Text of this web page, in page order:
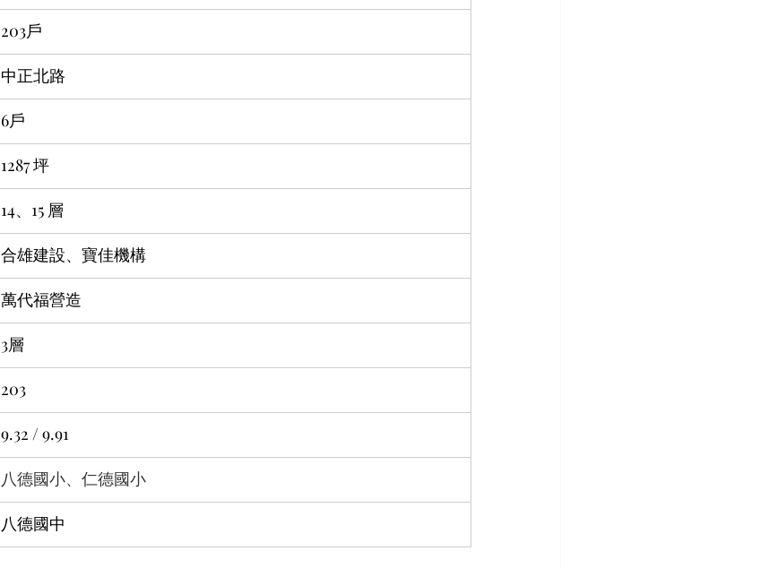
203戶
中正北路
6戶
1287 坪
14、15 層
合雄建設、寶佳機構
萬代福營造
3層
203
9.32 / 9.91
八德國小、仁德國小
八德國中